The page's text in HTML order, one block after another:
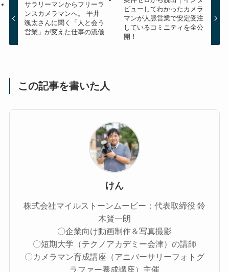
サラリーマンからフリーラ
ンスカメラマンへ。 平井
颯太さんに聞く「人と会う
営業」が変えた仕事の流儀
ビューしてわかったカメラ
マンが人脈営業で安定受注
しているコミニティを全公
開！
この記事を書いた人
けん
株式会社マイルストーンムービー：代表取締役 鈴
木賢一朗
〇企業向け動画制作＆写真撮影
〇短期大学（テクノアカデミー会津）の講師
〇カメラマン育成講座（アニバーサリーフォトグ
ラファー養成講座）主催